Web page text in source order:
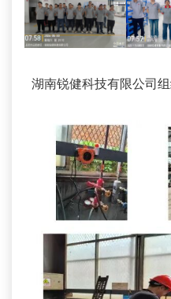
湖南锐健科技有限公司